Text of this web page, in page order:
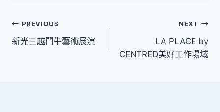
文
章
PREVIOUS
新光三越鬥牛藝術展演
NEXT
LA PLACE by
CENTRED美好工作場域